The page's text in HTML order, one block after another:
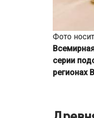
Фото
серии
регионах